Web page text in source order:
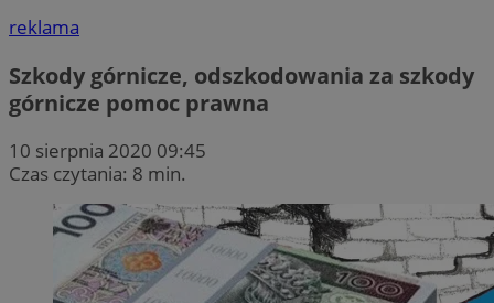
reklama
Szkody górnicze, odszkodowania za szkody
górnicze pomoc prawna
10 sierpnia 2020 09:45
Czas czytania: 8 min.